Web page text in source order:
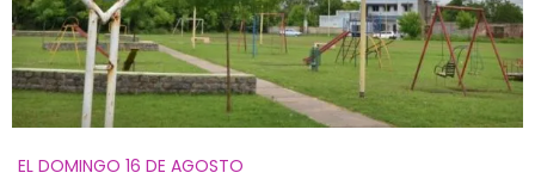
EL DOMINGO 16 DE AGOSTO